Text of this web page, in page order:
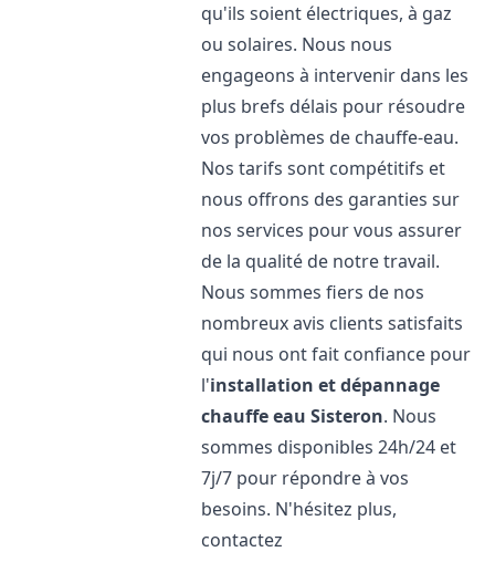
qu'ils soient électriques, à gaz
ou solaires. Nous nous
engageons à intervenir dans les
plus brefs délais pour résoudre
vos problèmes de chauffe-eau.
Nos tarifs sont compétitifs et
nous offrons des garanties sur
nos services pour vous assurer
de la qualité de notre travail.
Nous sommes fiers de nos
nombreux avis clients satisfaits
qui nous ont fait confiance pour
l'installation et dépannage
chauffe eau Sisteron. Nous
sommes disponibles 24h/24 et
7j/7 pour répondre à vos
besoins. N'hésitez plus,
contactez